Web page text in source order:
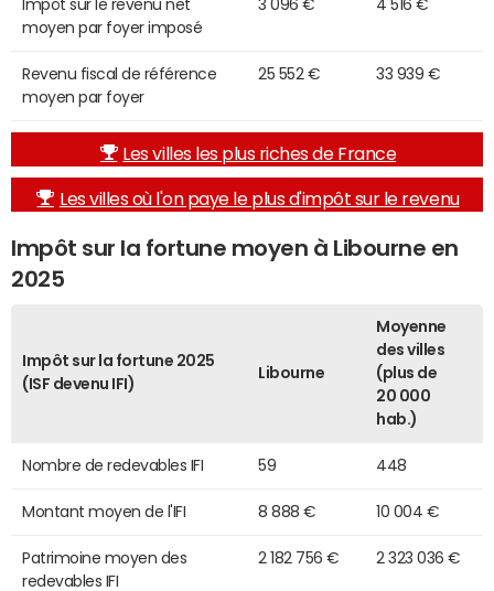
Impôt sur le revenu net
moyen par foyer imposé
3 096 € 4 516 €
Revenu fiscal de référence
moyen par foyer
25 552 € 33 939 €
Les villes les plus riches de France
Les villes où l'on paye le plus d'impôt sur le revenu
Impôt sur la fortune moyen à Libourne en
2025
Impôt sur la fortune 2025
(ISF devenu IFI)
Libourne
Moyenne
des villes
(plus de
20 000
hab.)
Nombre de redevables IFI 59 448
Montant moyen de l'IFI 8 888 € 10 004 €
Patrimoine moyen des
redevables IFI
2 182 756 € 2 323 036 €